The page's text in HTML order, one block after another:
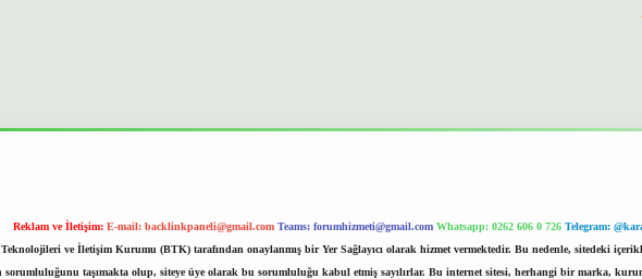
Reklam ve İletişim: E-mail: backlinkpaneli@gmail.com Teams: forumhizmeti@gmail.com Whatsapp: 0262 606 0 726 Telegram:
Teknolojileri ve İletişim Kurumu (BTK) tarafından onaylanmış bir Yer Sağlayıcı olarak hizmet vermektedir. Bu nedenle, sitedeki
taşımakta olup, siteye üye olarak bu sorumluluğu kabul etmiş sayılırlar. Bu internet sitesi, herhangi bir marka,